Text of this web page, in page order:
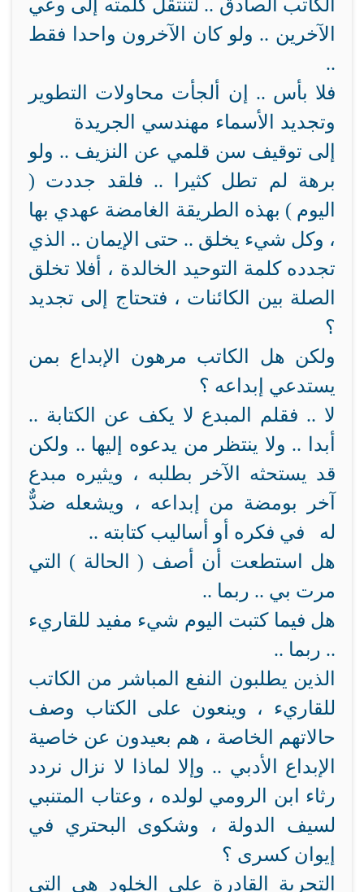
الكاتب الصادق .. لتنتقل كلمته إلى وعي
الآخرين .. ولو كان الآخرون واحدا فقط
..
فلا بأس .. إن ألجأت محاولات التطوير
وتجديد الأسماء مهندسي الجريدة
إلى توقيف سن قلمي عن النزيف .. ولو
برهة لم تطل كثيرا .. فلقد جددت (
اليوم ) بهذه الطريقة الغامضة عهدي بها
، وكل شيء يخلق .. حتى الإيمان .. الذي
تجدده كلمة التوحيد الخالدة ، أفلا تخلق
الصلة بين الكائنات ، فتحتاج إلى تجديد
؟‍‍‍
ولكن هل الكاتب مرهون الإبداع بمن
يستدعي إبداعه ؟
لا .. فقلم المبدع لا يكف عن الكتابة ..
أبدا .. ولا ينتظر من يدعوه إليها .. ولكن
قد يستحثه الآخر بطلبه ، ويثيره مبدع
آخر بومضة من إبداعه ، ويشعله ضدٌّ
له في فكره أو أساليب كتابته ..
هل استطعت أن أصف ( الحالة ) التي
مرت بي .. ربما ..‍
هل فيما كتبت اليوم شيء مفيد للقاريء
.. ربما ..
الذين يطلبون النفع المباشر من الكاتب
للقاريء ، وينعون على الكتاب وصف
حالاتهم الخاصة ، هم بعيدون عن خاصية
الإبداع الأدبي .. وإلا لماذا لا نزال نردد
رثاء ابن الرومي لولده ، وعتاب المتنبي
لسيف الدولة ، وشكوى البحتري في
إيوان كسرى ؟
التجربة القادرة على الخلود هي التي